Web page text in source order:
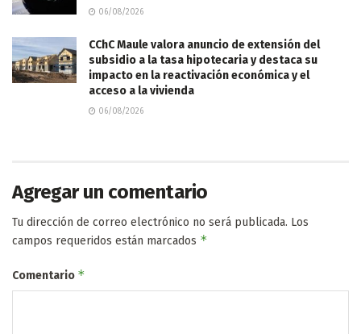
06/08/2026
CChC Maule valora anuncio de extensión del
subsidio a la tasa hipotecaria y destaca su
impacto en la reactivación económica y el
acceso a la vivienda
06/08/2026
Agregar un comentario
Tu dirección de correo electrónico no será publicada. Los
campos requeridos están marcados *
Comentario *